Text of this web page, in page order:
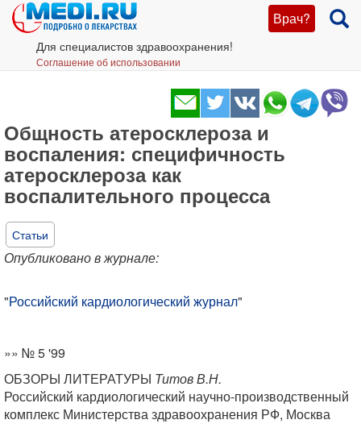
Врач?
Для специалистов здравоохранения!
Соглашение об использовании
Общность атеросклероза и
воспаления: специфичность
атеросклероза как
воспалительного процесса
Статьи
Опубликовано в журнале:
"Российский кардиологический журнал"
»» № 5 '99
ОБЗОРЫ ЛИТЕРАТУРЫ Титов В.Н.
Российский кардиологический научно-производственный
комплекс Министерства здравоохранения РФ, Москва